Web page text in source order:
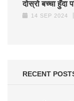
दोस्रो बच्चा
14 SEP 2024
RECENT